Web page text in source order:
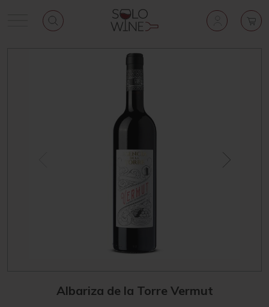
Albariza de la Torre Vermut